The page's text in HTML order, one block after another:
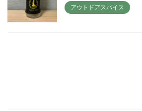
アウトドアスパイス